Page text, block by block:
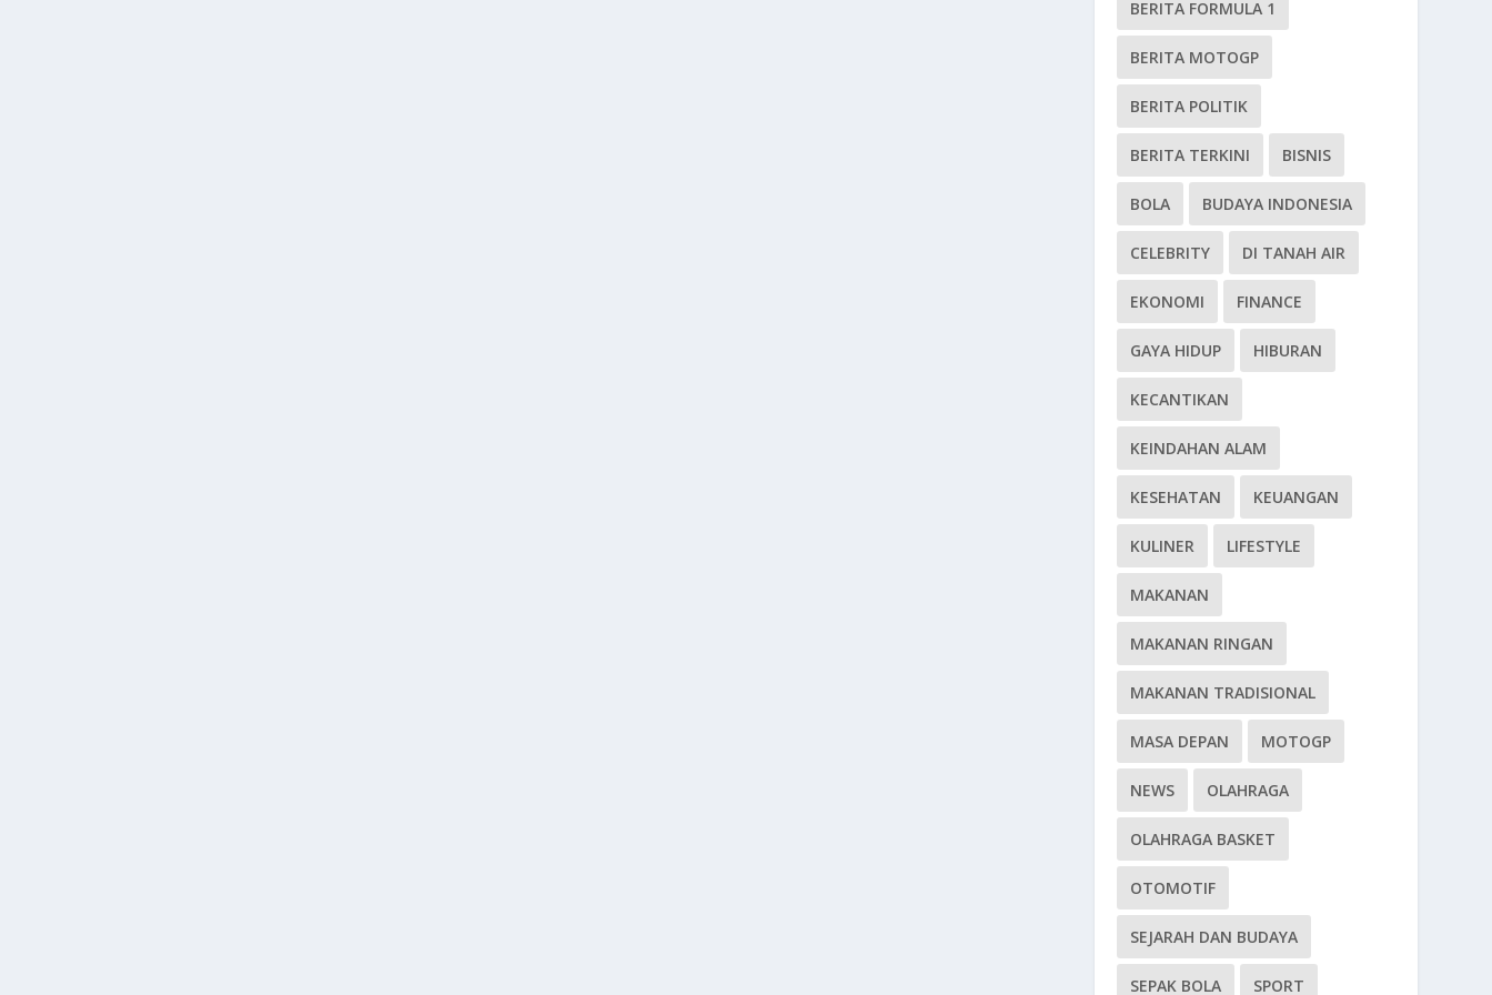
BERITA FORMULA 1
BERITA MOTOGP
BERITA POLITIK
BERITA TERKINI BISNIS
BOLA BUDAYA INDONESIA
CELEBRITY DI TANAH AIR
EKONOMI FINANCE
GAYA HIDUP HIBURAN
KECANTIKAN
KEINDAHAN ALAM
KESEHATAN KEUANGAN
KULINER LIFESTYLE
MAKANAN
MAKANAN RINGAN
MAKANAN TRADISIONAL
MASA DEPAN MOTOGP
NEWS OLAHRAGA
OLAHRAGA BASKET
OTOMOTIF
SEJARAH DAN BUDAYA
SEPAK BOLA SPORT